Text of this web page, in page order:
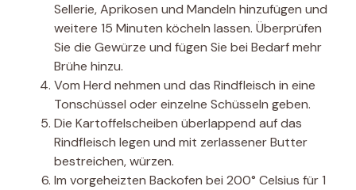
Sellerie, Aprikosen und Mandeln hinzufügen und
weitere 15 Minuten köcheln lassen. Überprüfen
Sie die Gewürze und fügen Sie bei Bedarf mehr
Brühe hinzu.
Vom Herd nehmen und das Rindfleisch in eine
Tonschüssel oder einzelne Schüsseln geben.
Die Kartoffelscheiben überlappend auf das
Rindfleisch legen und mit zerlassener Butter
bestreichen, würzen.
Im vorgeheizten Backofen bei 200° Celsius für 1